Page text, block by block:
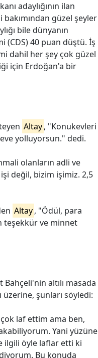
adaylığının ilan
güzel şeyler
bile dünyanın
(CDS) 40 puan düştü. İş
dahil her şey çok güzel
için Erdoğan'a bir
Altay, "Konukevleri
yolluyorsun." dedi.
olanların adli ve
değil, bizim işimiz. 2,5
Altay, "Ödül, para
teşekkür ve minnet
Bahçeli'nin altılı masada
şunları söyledi:
laf ettim ama ben,
Yani yüzüne
ilgili öyle laflar etti ki
Bu konuda